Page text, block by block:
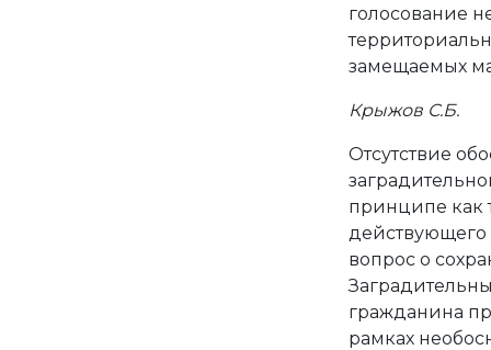
голосование
замещаемых
Крыжов С.Б.
Отсутствие
принципе как
действующего
вопрос о
гражданина
рамках